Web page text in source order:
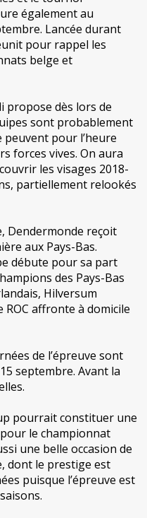
également au
Lancée durant
pour rappel les
belge et
propose dès lors de
sont probablement
pour l’heure
forces vives. On aura
les visages 2018-
partiellement relookés
Dendermonde reçoit
aux Pays-Bas.
débute pour sa part
des Pays-Bas
Hilversum
ROC affronte à domicile
de l’épreuve sont
septembre. Avant la
pourrait constituer une
le championnat
une belle occasion de
dont le prestige est
puisque l’épreuve est